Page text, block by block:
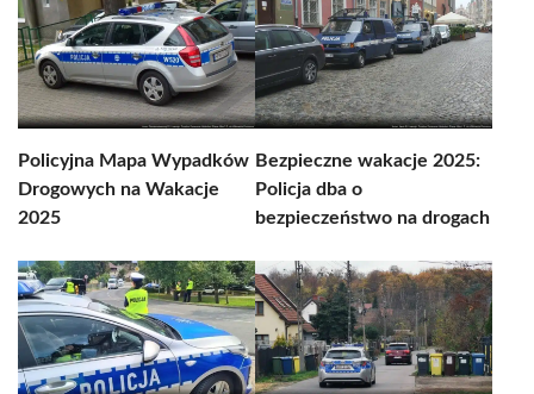
Policyjna Mapa Wypadków
Drogowych na Wakacje
2025
Bezpieczne wakacje 2025:
Policja dba o
bezpieczeństwo na drogach